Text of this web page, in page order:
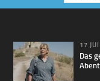
17
Das